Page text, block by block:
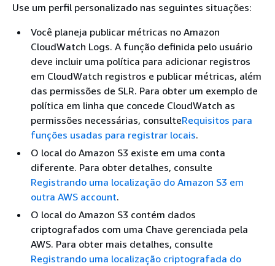
Use um perfil personalizado nas seguintes situações:
Você planeja publicar métricas no Amazon
CloudWatch Logs. A função definida pelo usuário
deve incluir uma política para adicionar registros
em CloudWatch registros e publicar métricas, além
das permissões de SLR. Para obter um exemplo de
política em linha que concede CloudWatch as
permissões necessárias, consulteRequisitos para
funções usadas para registrar locais.
O local do Amazon S3 existe em uma conta
diferente. Para obter detalhes, consulte
Registrando uma localização do Amazon S3 em
outra AWS account.
O local do Amazon S3 contém dados
criptografados com uma Chave gerenciada pela
AWS. Para obter mais detalhes, consulte
Registrando uma localização criptografada do